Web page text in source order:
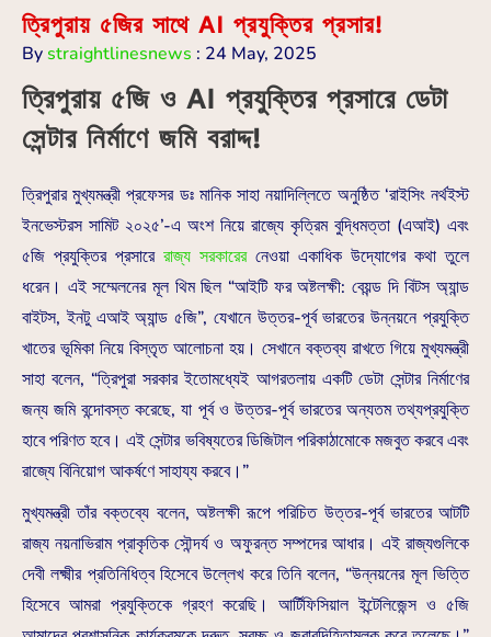
ত্রিপুরায় ৫জির সাথে AI প্রযুক্তির প্রসার!
Bystraightlinesnews : 24 May, 2025
ত্রিপুরায় ৫জি ও AI প্রযুক্তির প্রসারে ডেটা
সেন্টার নির্মাণে জমি বরাদ্দ!
ত্রিপুরার মুখ্যমন্ত্রী প্রফেসর ডঃ মানিক সাহা নয়াদিল্লিতে অনুষ্ঠিত ‘রাইসিং নর্থইস্ট
ইনভেস্টরস সামিট ২০২৫’-এ অংশ নিয়ে রাজ্যে কৃত্রিম বুদ্ধিমত্তা (এআই) এবং
৫জি প্রযুক্তির প্রসারে রাজ্য সরকারেরনেওয়া একাধিক উদ্যোগের কথা তুলে
ধরেন। এই সম্মেলনের মূল থিম ছিল “আইটি ফর অষ্টলক্ষী: বেয়ন্ড দি বিটস অ্যান্ড
বাইটস, ইনটু এআই অ্যান্ড ৫জি”, যেখানে উত্তর-পূর্ব ভারতের উন্নয়নে প্রযুক্তি
খাতের ভূমিকা নিয়ে বিস্তৃত আলোচনা হয়। সেখানে বক্তব্য রাখতে গিয়ে মুখ্যমন্ত্রী
সাহা বলেন, “ত্রিপুরা সরকার ইতোমধ্যেই আগরতলায় একটি ডেটা সেন্টার নির্মাণের
জন্য জমি বন্দোবস্ত করেছে, যা পূর্ব ও উত্তর-পূর্ব ভারতের অন্যতম তথ্যপ্রযুক্তি
হাবে পরিণত হবে। এই সেন্টার ভবিষ্যতের ডিজিটাল পরিকাঠামোকে মজবুত করবে এবং
রাজ্যে বিনিয়োগ আকর্ষণে সাহায্য করবে।”
মুখ্যমন্ত্রী তাঁর বক্তব্যে বলেন, অষ্টলক্ষী রূপে পরিচিত উত্তর-পূর্ব ভারতের আটটি
রাজ্য নয়নাভিরাম প্রাকৃতিক সৌন্দর্য ও অফুরন্ত সম্পদের আধার। এই রাজ্যগুলিকে
দেবী লক্ষ্মীর প্রতিনিধিত্ব হিসেবে উল্লেখ করে তিনি বলেন, “উন্নয়নের মূল ভিত্তি
হিসেবে আমরা প্রযুক্তিকে গ্রহণ করেছি। আর্টিফিসিয়াল ইন্টেলিজেন্স ও ৫জি